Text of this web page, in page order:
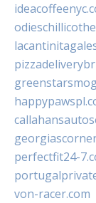
perfectfit24-
von-racer.com